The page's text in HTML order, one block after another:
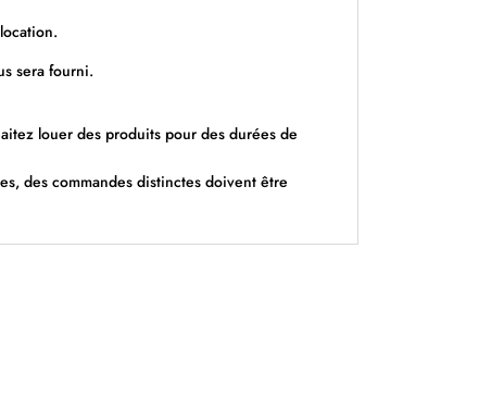
sera fourni.
louer des produits pour des durées de
des commandes distinctes doivent être